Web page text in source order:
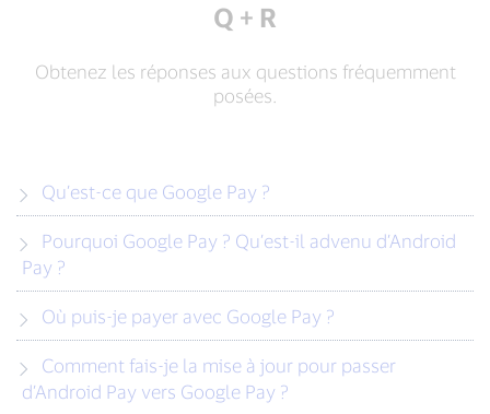
Q + R
Obtenez les réponses aux questions fréquemment
posées.
Qu’est-ce que Google Pay ?
Pay ?
Où puis-je payer avec Google Pay ?
d’Android Pay vers Google Pay ?